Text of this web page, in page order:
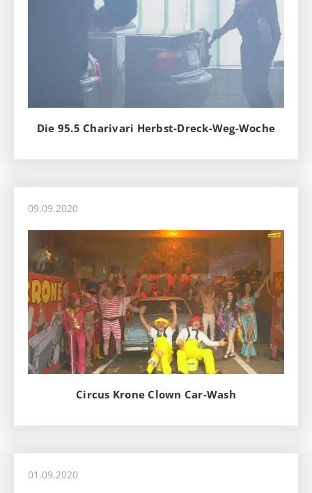
Die 95.5 Charivari Herbst-Dreck-Weg-Woche
09.09.2020
Circus Krone Clown Car-Wash
01.09.2020